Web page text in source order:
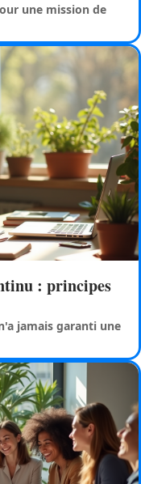
une mission de
: principes
jamais garanti une